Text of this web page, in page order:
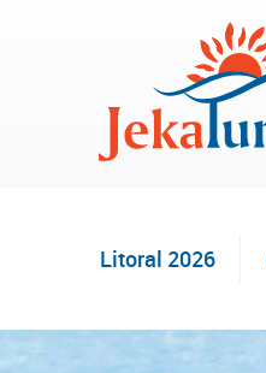
Litoral 2026